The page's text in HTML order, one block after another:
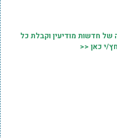
חדשות מודיעין וקבלת כל
י כאן <<